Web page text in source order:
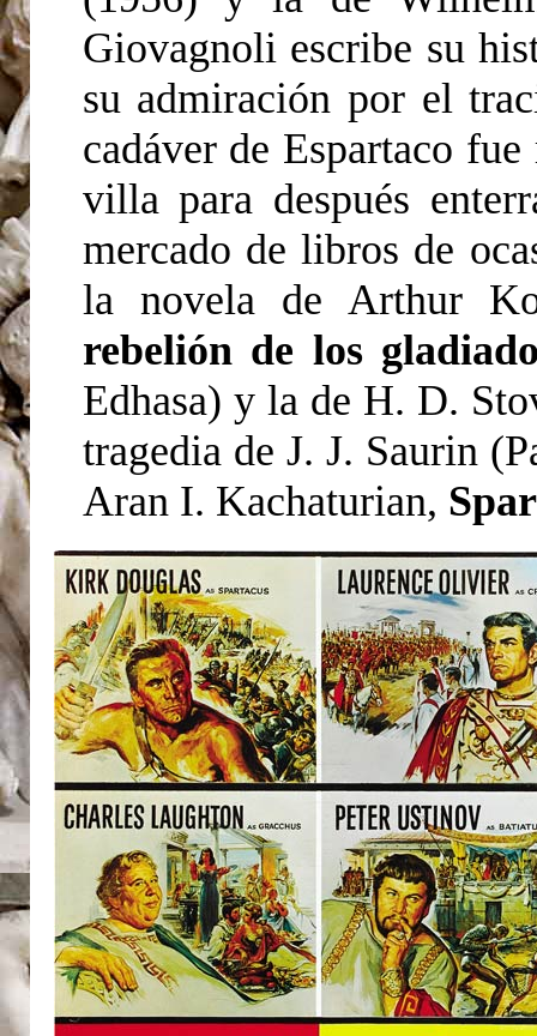
Giovagnoli escribe su
su admiración por el
cadáver de Espartaco
villa para después
mercado de libros de
la novela de Arthur
rebelión de los
Edhasa) y la de H. D.
tragedia de J. J. Saurin
Aran I. Kachaturian,